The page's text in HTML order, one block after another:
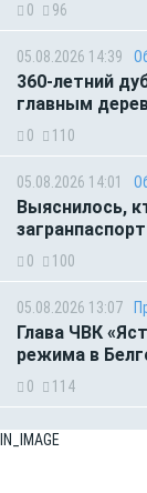
0 96
05.08.2026 14:39
360-летний
главным
0 110
05.08.2026 14:01
Выяснилось,
0 100
05.08.2026 13:07
Глава ЧВК
режима в
0 114
IN_IMAGE